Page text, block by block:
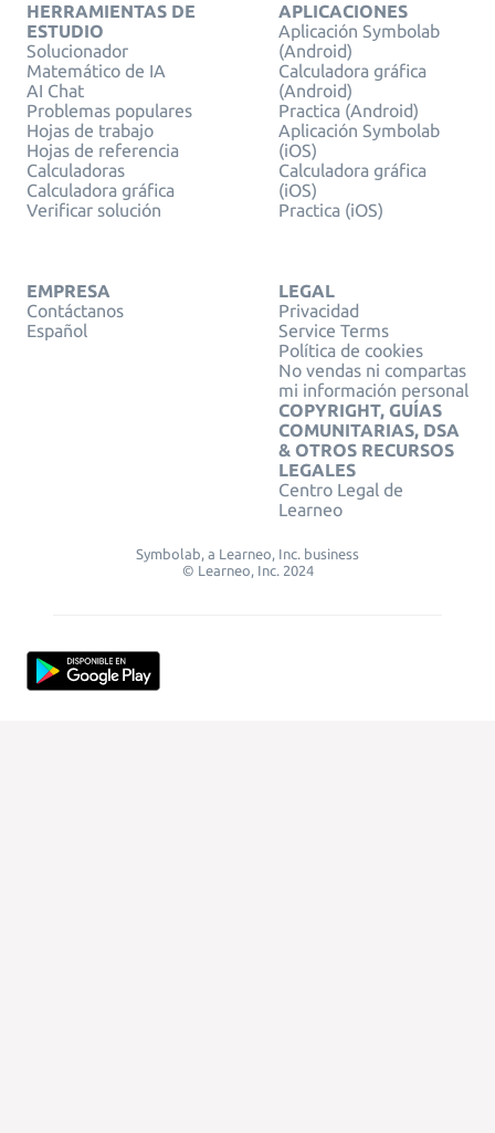
HERRAMIENTAS DE
ESTUDIO
Solucionador
Matemático de IA
AI Chat
Problemas populares
Hojas de trabajo
Hojas de referencia
Calculadoras
Calculadora gráfica
Verificar solución
APLICACIONES
Aplicación Symbolab
(Android)
Calculadora gráfica
(Android)
Practica (Android)
Aplicación Symbolab
(iOS)
Calculadora gráfica
(iOS)
Practica (iOS)
EMPRESA
Contáctanos
Español
LEGAL
Privacidad
Service Terms
Política de cookies
No vendas ni compartas
mi información personal
COPYRIGHT, GUÍAS
COMUNITARIAS, DSA
& OTROS RECURSOS
LEGALES
Centro Legal de
Learneo
Symbolab, a Learneo, Inc. business
© Learneo, Inc. 2024